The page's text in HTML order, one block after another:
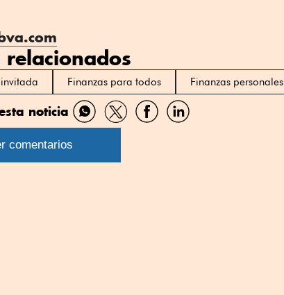
relacionados
Finanzas para todos Finanzas personales
noticia
Compartir
por
Compartir
por
CompartirCompartir
comentarios